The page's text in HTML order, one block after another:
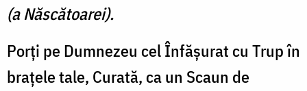
(a Născătoarei).
Porţi pe Dumnezeu cel Înfăşurat cu Trup în
braţele tale, Curată, ca un Scaun de